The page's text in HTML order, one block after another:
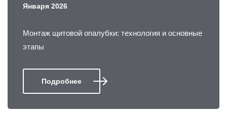
Января 2026
Монтаж щитовой опалубки: технология и основные
этапы
Подробнее